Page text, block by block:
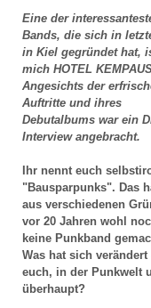
Eine der
Bands, die sich in
in Kiel gegründet hat,
mich HOTEL
Angesichts der
Auftritte und ihres
Debutalbums war ein
Interview angebracht.
Ihr nennt euch
"Bausparpunks". Das
aus verschiedenen
vor 20 Jahren wohl
keine Punkband
Was hat sich verändert
euch, in der Punkwelt
überhaupt?